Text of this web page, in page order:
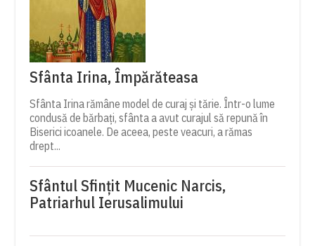
Sfânta Irina, Împărăteasa
Sfânta Irina rămâne model de curaj și tărie. Într-o lume
condusă de bărbați, sfânta a avut curajul să repună în
Biserici icoanele. De aceea, peste veacuri, a rămas
drept...
Sfântul Sfinţit Mucenic Narcis,
Patriarhul Ierusalimului